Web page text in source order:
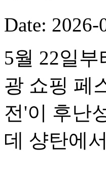
Date: 2026-
5월 22일
광 쇼핑 페
전'이 후난
데 샹탄에